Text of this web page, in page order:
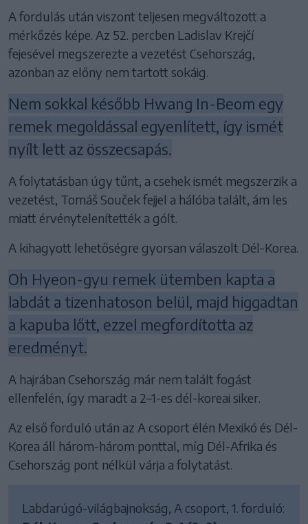
A fordulás után viszont teljesen megváltozott a
mérkőzés képe. Az 52. percben Ladislav Krejčí
fejesével megszerezte a vezetést Csehország,
azonban az előny nem tartott sokáig.
Nem sokkal később Hwang In-Beom egy
remek megoldással egyenlített, így ismét
nyílt lett az összecsapás.
A folytatásban úgy tűnt, a csehek ismét megszerzik a
vezetést, Tomáš Souček fejjel a hálóba talált, ám les
miatt érvénytelenítették a gólt.
A kihagyott lehetőségre gyorsan válaszolt Dél-Korea.
Oh Hyeon-gyu remek ütemben kapta a
labdát a tizenhatoson belül, majd higgadtan
a kapuba lőtt, ezzel megfordította az
eredményt.
A hajrában Csehország már nem talált fogást
ellenfelén, így maradt a 2–1-es dél-koreai siker.
Az első forduló után az A csoport élén Mexikó és Dél-
Korea áll három-három ponttal, míg Dél-Afrika és
Csehország pont nélkül várja a folytatást.
Labdarúgó-világbajnokság, A csoport, 1. forduló: